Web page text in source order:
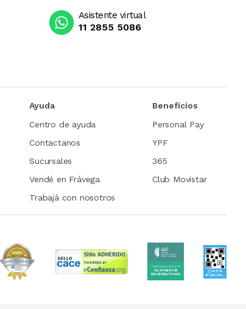
Asistente virtual
11 2855 5086
Ayuda
Centro de ayuda
Contactanos
Sucursales
Vendé en Frávega
Trabajá con nosotros
Beneficios
Personal Pay
YPF
365
Club Movistar